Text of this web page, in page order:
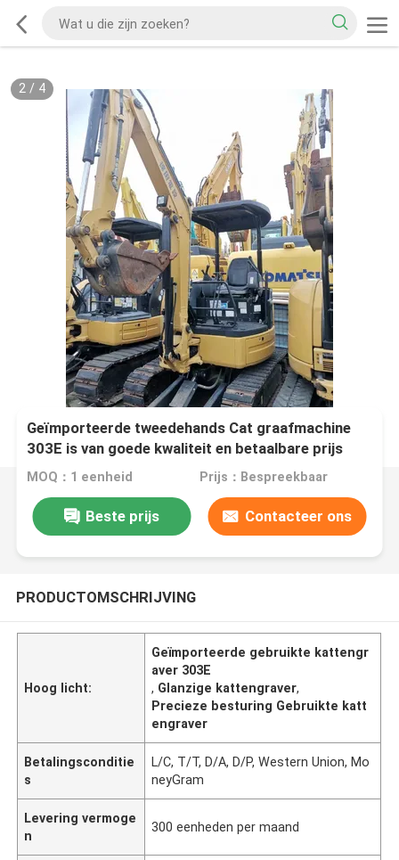
2/ 4
Geïmporteerde tweedehands Cat graafmachine
303E is van goede kwaliteit en betaalbare prijs
MOQ：1 eenheid Prijs：Bespreekbaar
Beste prijs Contacteer ons
PRODUCTOMSCHRIJVING
Hoog licht:
Geïmporteerde gebruikte kattengr
aver 303E
, Glanzige kattengraver,
Precieze besturing Gebruikte katt
engraver
Betalingsconditie
s
L/C, T/T, D/A, D/P, Western Union, Mo
neyGram
Levering vermoge
n
300 eenheden per maand